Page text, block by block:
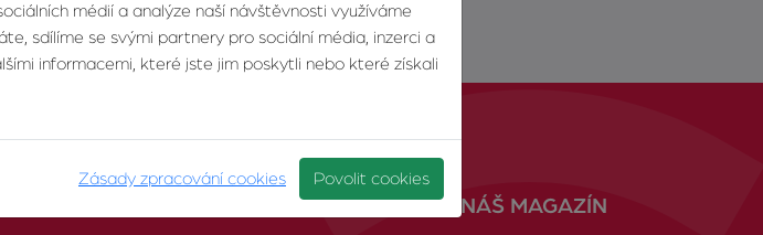
NÁŠ MAGAZÍN
médií a analýze naší návštěvnosti využíváme
sdílíme se svými partnery pro sociální média, inzerci a
informacemi, které jste jim poskytli nebo které získali
Zásady zpracování cookies Povolit cookies